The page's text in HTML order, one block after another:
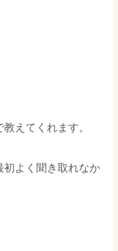
えてくれます。
初よく聞き取れなか